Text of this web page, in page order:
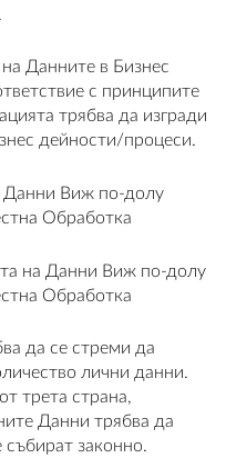
Данните в Бизнес
с принципите
трябва да изгради
дейности/процеси.
Данни Виж по-долу
Обработка
на Данни Виж по-долу
Обработка
да се стреми да
лични данни.
трета страна,
Данни трябва да
събират законно.